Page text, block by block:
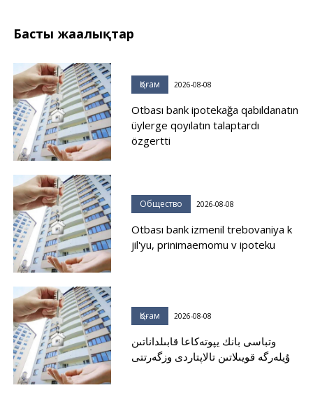
Басты жаңалықтар
Қоғам 2026-08-08
Otbası bank ipotekağa qabıldanatın
üylerge qoyılatın talaptardı
özgertti
Общество 2026-08-08
Otbası bank izmenil trebovaniya k
jil'yu, prinimaemomu v ipoteku
Қоғам 2026-08-08
وتباسى بانك يپوتەكاعا قابىلداناتىن
ۇيلەرگە قويىلاتىن تالاپتاردى وزگەرتتى